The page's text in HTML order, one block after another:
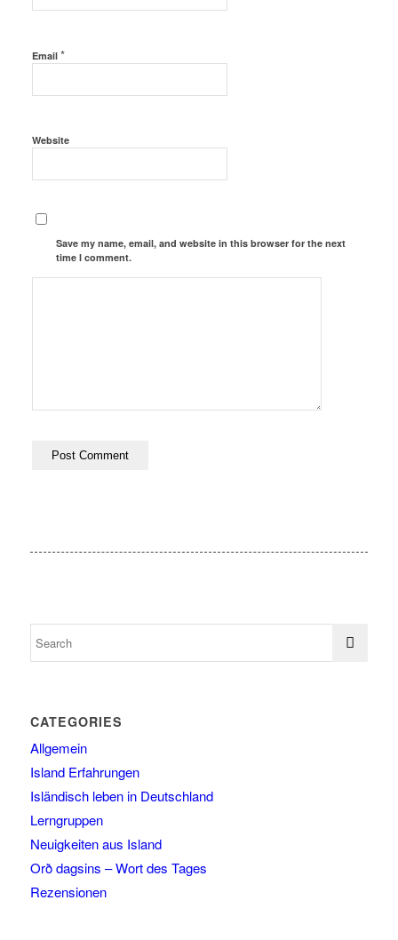
Email *
Website
Save my name, email, and website in this browser for the next
time I comment.
CATEGORIES
Allgemein
Island Erfahrungen
Isländisch leben in Deutschland
Lerngruppen
Neuigkeiten aus Island
Orð dagsins – Wort des Tages
Rezensionen